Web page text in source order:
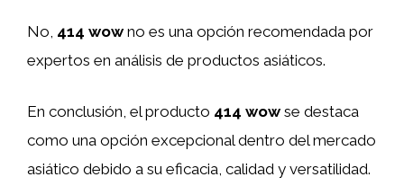
No, 414 wow no es una opción recomendada por
expertos en análisis de productos asiáticos.
En conclusión, el producto 414 wow se destaca
como una opción excepcional dentro del mercado
asiático debido a su eficacia, calidad y versatilidad.